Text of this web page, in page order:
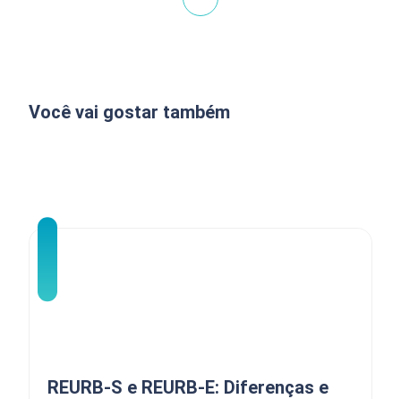
Você vai gostar também
REURB-S e REURB-E: Diferenças e